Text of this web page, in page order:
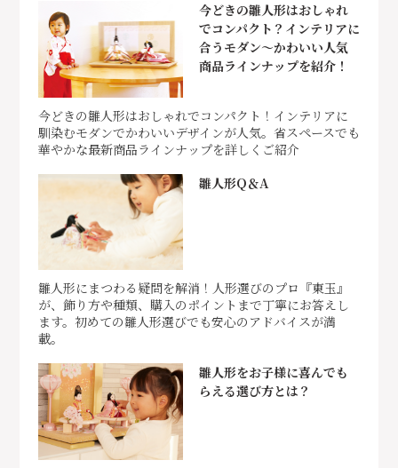
今どきの雛人形はおしゃれ
でコンパクト？インテリアに
合うモダン～かわいい人気
商品ラインナップを紹介！
今どきの雛人形はおしゃれでコンパクト！インテリアに
馴染むモダンでかわいいデザインが人気。省スペースでも
華やかな最新商品ラインナップを詳しくご紹介
雛人形Q＆A
雛人形にまつわる疑問を解消！人形選びのプロ『東玉』
が、飾り方や種類、購入のポイントまで丁寧にお答えし
ます。初めての雛人形選びでも安心のアドバイスが満
載。
雛人形をお子様に喜んでも
らえる選び方とは？